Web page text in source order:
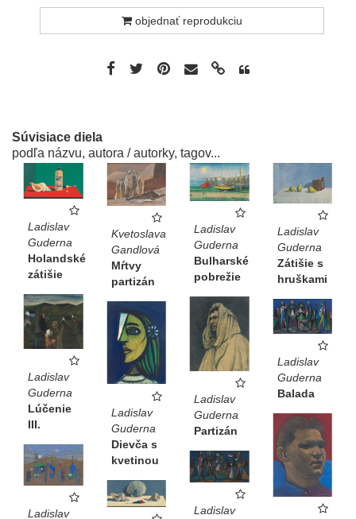
objednať reprodukciu
Súvisiace diela
podľa názvu, autora / autorky, tagov...
Ladislav
Guderna
Holandské
zátišie
Kvetoslava
Gandlová
Mŕtvy
partizán
Ladislav
Guderna
Bulharské
pobrežie
Ladislav
Guderna
Zátišie s
hruškami
Ladislav
Guderna
Lúčenie
III.
Ladislav
Guderna
Partizán
Ladislav
Guderna
Balada
Ladislav
Guderna
Dievča s
kvetinou
Ladislav Ladislav